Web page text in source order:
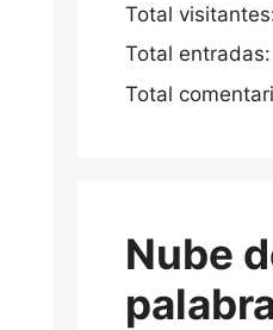
Total
Total entradas:
Total
Nube